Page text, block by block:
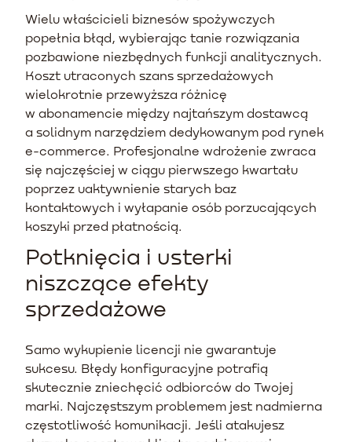
Wielu właścicieli biznesów spożywczych
popełnia błąd, wybierając tanie rozwiązania
pozbawione niezbędnych funkcji analitycznych.
Koszt utraconych szans sprzedażowych
wielokrotnie przewyższa różnicę
w abonamencie między najtańszym dostawcą
a solidnym narzędziem dedykowanym pod rynek
e-commerce. Profesjonalne wdrożenie zwraca
się najczęściej w ciągu pierwszego kwartału
poprzez uaktywnienie starych baz
kontaktowych i wyłapanie osób porzucających
koszyki przed płatnością.
Potknięcia i usterki
niszczące efekty
sprzedażowe
Samo wykupienie licencji nie gwarantuje
sukcesu. Błędy konfiguracyjne potrafią
skutecznie zniechęcić odbiorców do Twojej
marki. Najczęstszym problemem jest nadmierna
częstotliwość komunikacji. Jeśli atakujesz